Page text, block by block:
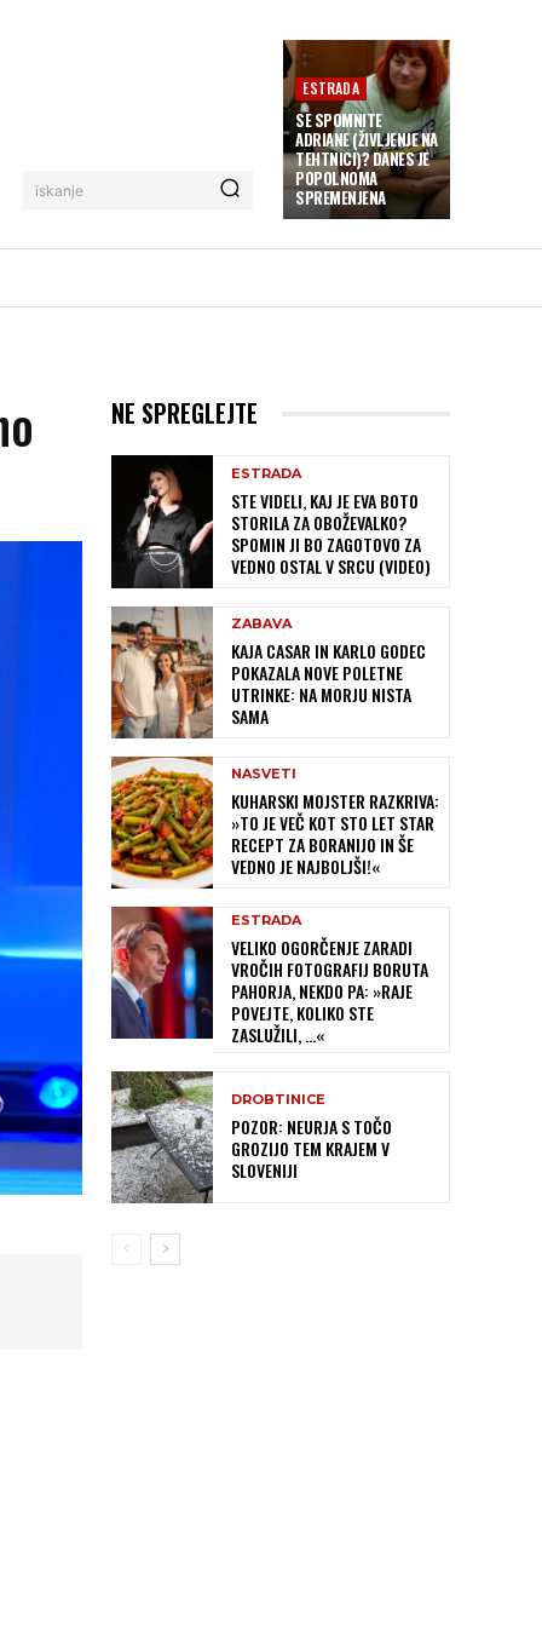
iskanje
ESTRADA
SE SPOMNITE
ADRIANE (ŽIVLJENJE NA
TEHTNICI)? DANES JE
POPOLNOMA
SPREMENJENA
NE SPREGLEJTE
ESTRADA
STE VIDELI, KAJ JE EVA BOTO
STORILA ZA OBOŽEVALKO?
SPOMIN JI BO ZAGOTOVO ZA
VEDNO OSTAL V SRCU (VIDEO)
ZABAVA
KAJA CASAR IN KARLO GODEC
POKAZALA NOVE POLETNE
UTRINKE: NA MORJU NISTA
SAMA
NASVETI
KUHARSKI MOJSTER RAZKRIVA:
»TO JE VEČ KOT STO LET STAR
RECEPT ZA BORANIJO IN ŠE
VEDNO JE NAJBOLJŠI!«
ESTRADA
VELIKO OGORČENJE ZARADI
VROČIH FOTOGRAFIJ BORUTA
PAHORJA, NEKDO PA: »RAJE
POVEJTE, KOLIKO STE
ZASLUŽILI, …«
DROBTINICE
POZOR: NEURJA S TOČO
GROZIJO TEM KRAJEM V
SLOVENIJI